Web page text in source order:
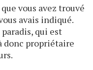
vous avez trouvé
avais indiqué.
qui est
donc propriétaire